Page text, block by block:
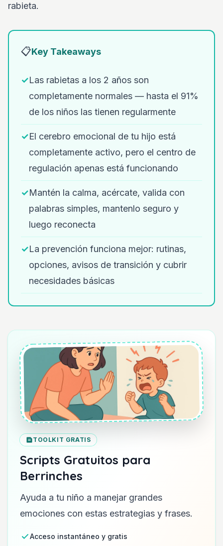
rabieta.
📋Key Takeaways
✓Las rabietas a los 2 años son
completamente normales — hasta el 91%
de los niños las tienen regularmente
✓El cerebro emocional de tu hijo está
completamente activo, pero el centro de
regulación apenas está funcionando
✓Mantén la calma, acércate, valida con
palabras simples, mantenlo seguro y
luego reconecta
✓La prevención funciona mejor: rutinas,
opciones, avisos de transición y cubrir
necesidades básicas
TOOLKIT GRATIS
Scripts Gratuitos para
Berrinches
Ayuda a tu niño a manejar grandes
emociones con estas estrategias y frases.
Acceso instantáneo y gratis